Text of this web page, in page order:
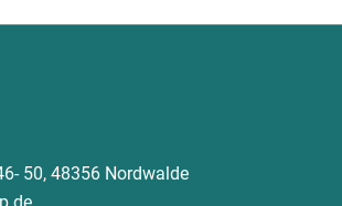
50, 48356 Nordwalde